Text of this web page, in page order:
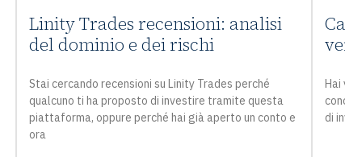
Linity Trades recensioni: analisi
del dominio e dei rischi
Stai cercando recensioni su Linity Trades perché
qualcuno ti ha proposto di investire tramite questa
piattaforma, oppure perché hai già aperto un conto e
ora
Hai
di